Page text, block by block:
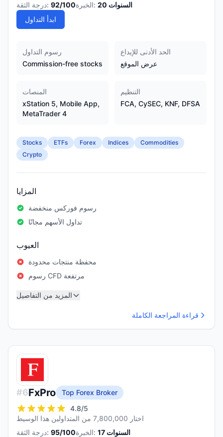
درجة الثقة: 92/100 الخبرة: 20 السنوات
ابدأ التداول
رسوم التداول
Commission-free stocks
الحد الأدنى للإيداع
عرض الموقع
المنصات
xStation 5, Mobile App,
MetaTrader 4
التنظيم
FCA, CySEC, KNF, DFSA
Stocks ETFs Forex Indices
Commodities
Crypto
المزايا
رسوم فوركس منخفضة
تداول الأسهم مجانًا
العيوب
محفظة منتجات محدودة
رسوم CFD مرتفعة
المزيد من التفاصيل
قراءة المراجعة الكاملة
#6FxPro
Top Forex Broker
4.8/5
اختار 7,800,000 من المتداولين هذا الوسيط
درجة الثقة: 95/100 الخبرة: 17 السنوات